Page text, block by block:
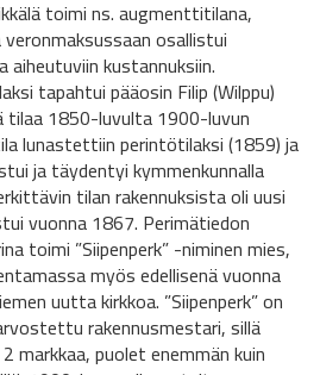
toimi ns. augmenttitilana,
osallistui
kustannuksiin.
tapahtui pääosin Filip (Wilppu)
tilaa 1850-luvulta 1900-luvun
lunastettiin perintötilaksi (1859) ja
ja täydentyi kymmenkunnalla
tilan rakennuksista oli uusi
vuonna 1867. Perimätiedon
toimi ”Siipenperk” -niminen mies,
myös edellisenä vuonna
uutta kirkkoa. ”Siipenperk” on
rakennusmestari, sillä
markkaa, puolet enemmän kuin